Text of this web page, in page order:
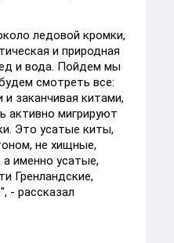
ледовой кромки,
и природная
и вода. Пойдем мы
смотреть все:
и заканчивая китами,
активно мигрируют
Это усатые киты,
не хищные,
именно усатые,
Гренландские,
- рассказал